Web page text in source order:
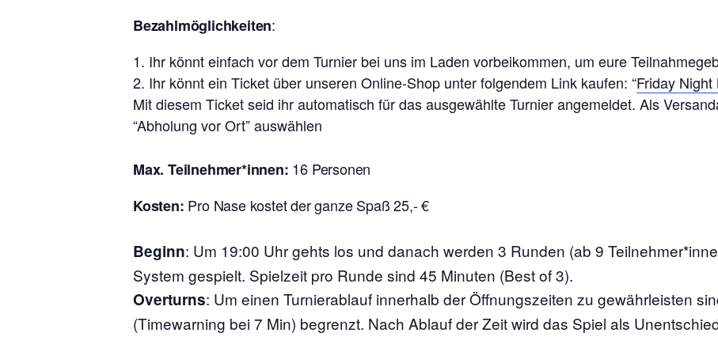
Bezahlmöglichkeiten:
Ihr könnt einfach vor dem Turnier bei uns im Laden vorbeikommen, um eure
Ihr könnt ein Ticket über unseren Online-Shop unter folgendem Link kaufen: “Friday Night
Mit diesem Ticket seid ihr automatisch für das ausgewählte Turnier angemeldet. Als
“Abholung vor Ort” auswählen
Max. Teilnehmer*innen: 16 Personen
Kosten: Pro Nase kostet der ganze Spaß 25,- €
Beginn: Um 19:00 Uhr gehts los und danach werden 3 Runden (ab 9
System gespielt. Spielzeit pro Runde sind 45 Minuten (Best of 3).
Overturns: Um einen Turnierablauf innerhalb der Öffnungszeiten zu gewährleisten
(Timewarning bei 7 Min) begrenzt. Nach Ablauf der Zeit wird das Spiel als